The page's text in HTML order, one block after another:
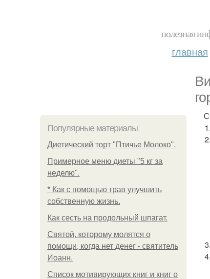
полезная
главная
Популярные материалы
Диетический торт "Птичье Молоко".
Примерное меню диеты "5 кг за
неделю".
* Как с помощью трав улучшить
собственную жизнь.
Как сесть на продольный шпагат.
Святой, которому молятся о
помощи, когда нет денег - святитель
Иоанн.
Список мотивирующих книг и книг о